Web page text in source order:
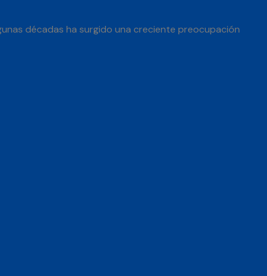
décadas ha surgido una creciente preocupación